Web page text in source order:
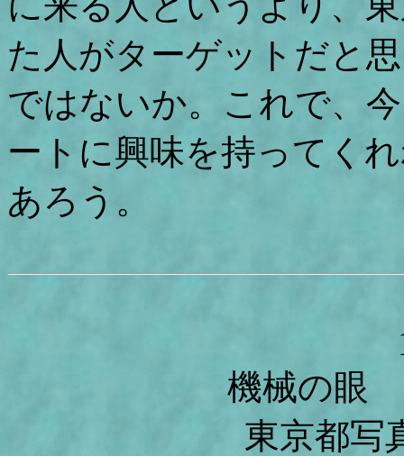
た人がターゲットだと
ではないか。これで、
ートに興味を持ってく
あろう。
機械の眼
東京都写